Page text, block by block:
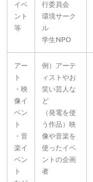
イベ
ント
等
行委員会
環境サーク
ル
学生NPO
アー
ト
・映
像イ
ベン
ト
・音
楽イ
ベン
ト
例）アーテ
ィストやお
笑い芸人な
ど
（発電を使
う作品）映
像や音楽を
使ったイベ
ントの企画
者